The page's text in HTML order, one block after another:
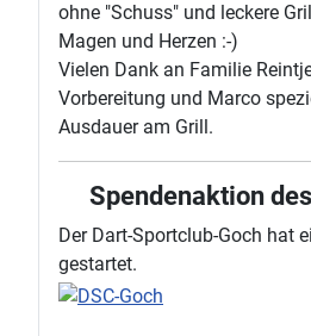
ohne "Schuss" und leckere
Magen und Herzen :-)
Vielen Dank an Familie
Vorbereitung und Marco
Ausdauer am Grill.
Spendenaktion
Der Dart-Sportclub-Goch hat
gestartet.